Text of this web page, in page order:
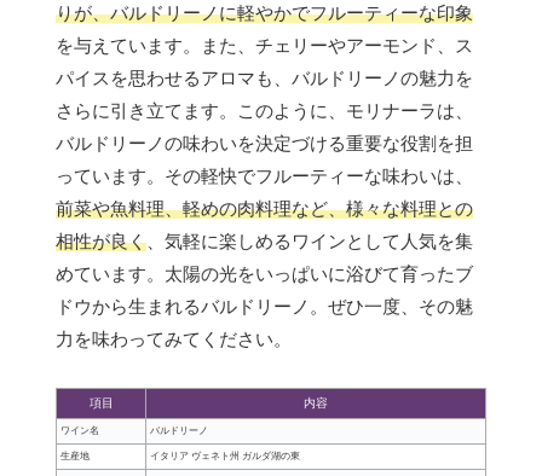
りが、バルドリーノに軽やかでフルーティーな印象
を与えています。また、チェリーやアーモンド、ス
パイスを思わせるアロマも、バルドリーノの魅力を
さらに引き立てます。このように、モリナーラは、
バルドリーノの味わいを決定づける重要な役割を担
っています。その軽快でフルーティーな味わいは、
前菜や魚料理、軽めの肉料理など、様々な料理との
相性が良く 、気軽に楽しめるワインとして人気を集
めています。太陽の光をいっぱいに浴びて育ったブ
ドウから生まれるバルドリーノ。ぜひ一度、その魅
力を味わってみてください。
項目 内容
ワイン名 バルドリーノ
生産地 イタリア ヴェネト州 ガルダ湖の東